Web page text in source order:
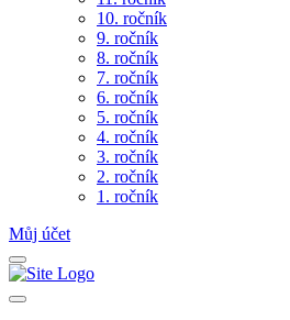
10. ročník
9. ročník
8. ročník
7. ročník
6. ročník
5. ročník
4. ročník
3. ročník
2. ročník
1. ročník
Můj účet